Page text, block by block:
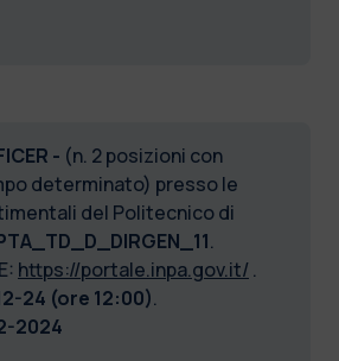
- (n. 2 posizioni con
determinato) presso le
del Politecnico di
.
https://portale.inpa.gov.it/ .
24 (ore 12:00).
2024